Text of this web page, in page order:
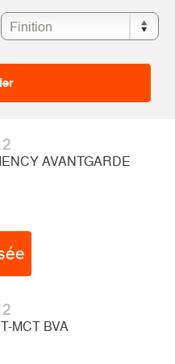
AVANTGARDE
MCT BVA